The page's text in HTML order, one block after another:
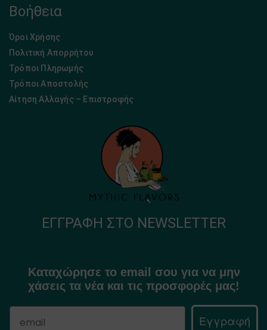
Βοήθεια
Όροι Χρήσης
Πολιτική Απορρήτου
Τρόποι Πληρωμής
Τρόποι Αποστολής
Αίτηση Αλλαγής – Επιστροφής
ΕΓΓΡΑΦΉ ΣΤΟ NEWSLETTER
Καταχώρησε το email σου για να μην
χάσεις τα νέα και τις προσφορές μας!
Εγγραφή